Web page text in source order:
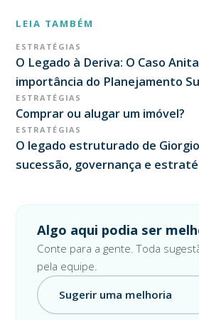
LEIA TAMBÉM
ESTRATÉGIAS
O Legado à Deriva: O Caso
importância do Planejamento
ESTRATÉGIAS
Comprar ou alugar um imóvel?
ESTRATÉGIAS
O legado estruturado de
sucessão, governança e
Algo aqui podia ser
Conte para a gente. Toda
pela equipe.
Sugerir uma melhoria